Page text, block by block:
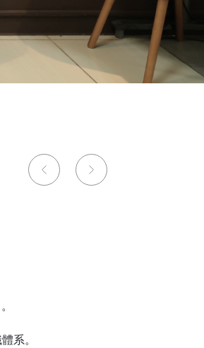
。
系。